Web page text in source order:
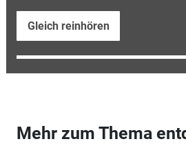
Gleich reinhören
Mehr zum Thema